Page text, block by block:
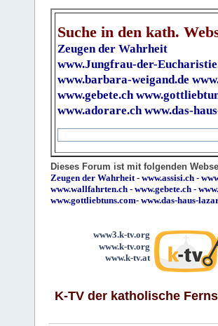
Suche in den kath.
Zeugen der Wahrheit
www.Jungfrau-der-
www.barbara-weigand.de
www.gebete.ch
www.adorare.ch www.das-
Dieses Forum ist mit folgenden
Zeugen der Wahrheit - www.assisi.ch -
www.wallfahrten.ch - www.gebete.ch -
www.gottliebtuns.com- www.das-haus-
www3.k-tv.org
www.k-tv.org
www.k-tv.at
K-TV der katholische